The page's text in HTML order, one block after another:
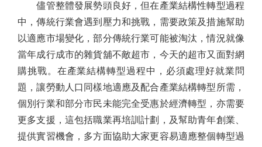
儘管整體發展勢頭良好，但在產業結構性轉型過程
中，傳統行業會遇到壓力和挑戰，需要政策及措施幫助
以適應市場變化，部分傳統行業可能被淘汰，情況就像
當年成行成市的雜貨舖不敵超市，今天的超市又面對網
購挑戰。在產業結構轉型過程中，必須處理好就業問
題，讓勞動人口同樣地適應及配合產業結構轉型所需，
個別行業和部分市民未能完全受惠於經濟轉型，亦需要
更多支援，這包括職業再培訓計劃，及幫助青年創業、
提供實習機會，多方面協助大家更容易適應整個轉型過